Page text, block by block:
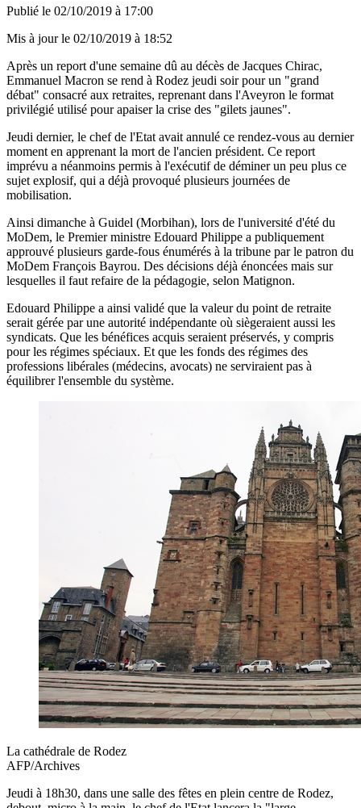
Publié le 02/10/2019 à 17:00
Mis à jour le 02/10/2019 à 18:52
Après un report d'une semaine dû au décès de Jacques Chirac,
Emmanuel Macron se rend à Rodez jeudi soir pour un "grand
débat" consacré aux retraites, reprenant dans l'Aveyron le format
privilégié utilisé pour apaiser la crise des "gilets jaunes".
Jeudi dernier, le chef de l'Etat avait annulé ce rendez-vous au dernier
moment en apprenant la mort de l'ancien président. Ce report
imprévu a néanmoins permis à l'exécutif de déminer un peu plus ce
sujet explosif, qui a déjà provoqué plusieurs journées de
mobilisation.
Ainsi dimanche à Guidel (Morbihan), lors de l'université d'été du
MoDem, le Premier ministre Edouard Philippe a publiquement
approuvé plusieurs garde-fous énumérés à la tribune par le patron du
MoDem François Bayrou. Des décisions déjà énoncées mais sur
lesquelles il faut refaire de la pédagogie, selon Matignon.
Edouard Philippe a ainsi validé que la valeur du point de retraite
serait gérée par une autorité indépendante où siègeraient aussi les
syndicats. Que les bénéfices acquis seraient préservés, y compris
pour les régimes spéciaux. Et que les fonds des régimes des
professions libérales (médecins, avocats) ne serviraient pas à
équilibrer l'ensemble du système.
La cathédrale de Rodez
AFP/Archives
Jeudi à 18h30, dans une salle des fêtes en plein centre de Rodez,